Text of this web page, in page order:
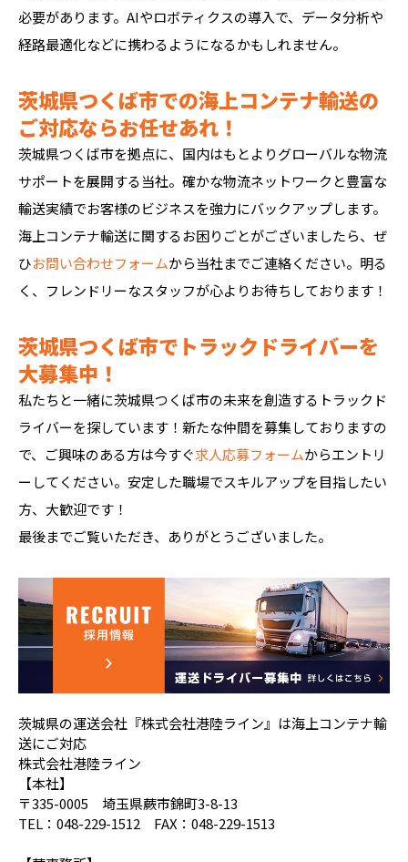
必要があります。AIやロボティクスの導入で、データ分析や
経路最適化などに携わるようになるかもしれません。
茨城県つくば市での海上コンテナ輸送の
ご対応ならお任せあれ！
茨城県つくば市を拠点に、国内はもとよりグローバルな物流
サポートを展開する当社。確かな物流ネットワークと豊富な
輸送実績でお客様のビジネスを強力にバックアップします。
海上コンテナ輸送に関するお困りごとがございましたら、ぜ
ひお問い合わせフォームから当社までご連絡ください。明る
く、フレンドリーなスタッフが心よりお待ちしております！
茨城県つくば市でトラックドライバーを
大募集中！
私たちと一緒に茨城県つくば市の未来を創造するトラックド
ライバーを探しています！新たな仲間を募集しておりますの
で、ご興味のある方は今すぐ求人応募フォームからエントリ
ーしてください。安定した職場でスキルアップを目指したい
方、大歓迎です！
最後までご覧いただき、ありがとうございました。
茨城県の運送会社『株式会社港陸ライン』は海上コンテナ輸
送にご対応
株式会社港陸ライン
【本社】
〒335-0005 埼玉県蕨市錦町3-8-13
TEL：048-229-1512 FAX：048-229-1513